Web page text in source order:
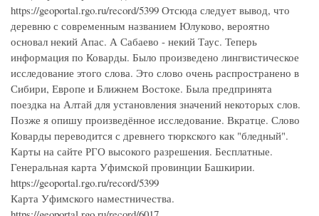
https://geoportal.rgo.ru/record/5399 Отсюда следует вывод, что
деревню с современным названием Юлуково, вероятно
основал некий Апас. А Сабаево - некий Таус. Теперь
информация по Коварды. Было произведено лингвистическое
исследование этого слова. Это слово очень распространено в
Сибири, Европе и Ближнем Востоке. Была предпринята
поездка на Алтай для установления значений некоторых слов.
Позже я опишу произведённое исследование. Вкратце. Слово
Коварды переводится с древнего тюркского как "бледный".
Карты на сайте РГО высокого разрешения. Бесплатные.
Генеральная карта Уфимской провинции Башкирии.
https://geoportal.rgo.ru/record/5399
Карта Уфимского наместничества.